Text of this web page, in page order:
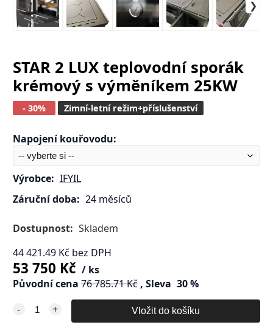
STAR 2 LUX teplovodní sporák
krémový s výměníkem 25KW
- 30% Zimní-letní režim+příslušenství
Napojení kouřovodu:
Výrobce: IFYIL
Záruční doba: 24 měsíců
Dostupnost: Skladem
44 421.49Kč bez DPH
53 750 Kč
ks
Původní cena 76 785.71Kč Sleva 30%